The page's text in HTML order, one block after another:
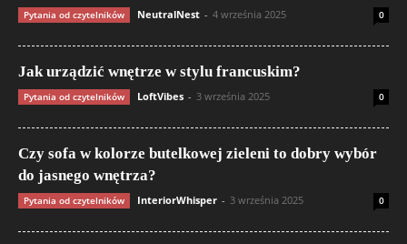
Pytania od czytelników NeutralNest - 4 września 2025 0
Jak urządzić wnętrze w stylu francuskim?
Pytania od czytelników LoftVibes - 3 września 2025 0
Czy sofa w kolorze butelkowej zieleni to dobry wybór
do jasnego wnętrza?
Pytania od czytelników InteriorWhisper - 3 września 2025 0